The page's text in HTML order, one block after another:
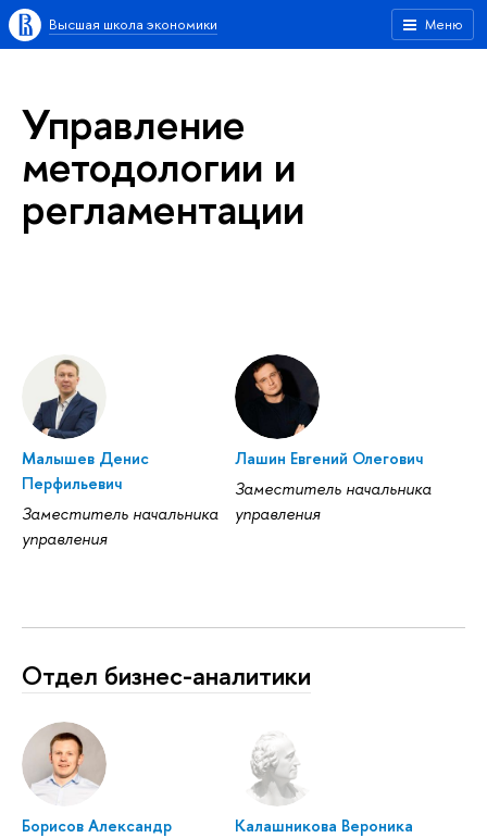
Меню
Высшая школа экономики
Управление
методологии и
регламентации
Малышев Денис
Перфильевич
Заместитель начальника
управления
Лашин Евгений Олегович
Заместитель начальника
управления
Отдел бизнес-аналитики
Борисов Александр
Калашникова Вероника